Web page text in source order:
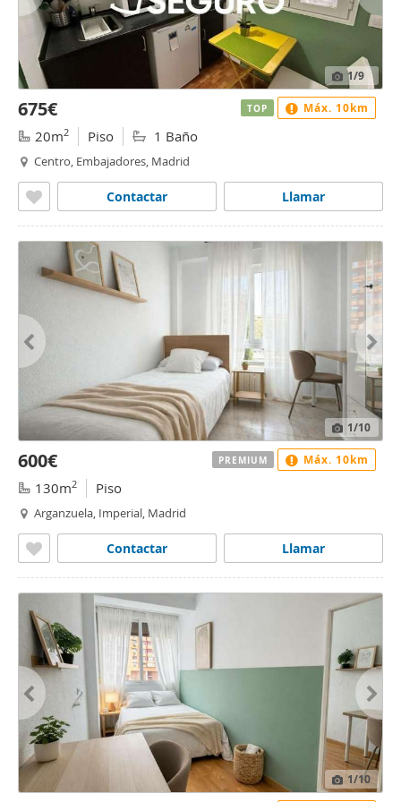
1/9
675€
20m2 Piso 1 Baño
Centro, Embajadores, Madrid
Llamar
Contactar
TOP Máx. 10km
1/10
600€
130m2 Piso
Arganzuela, Imperial, Madrid
Llamar
Contactar
PREMIUM Máx. 10km
1/10